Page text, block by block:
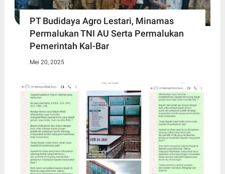
PT Budidaya Agro Lestari, Minamas
Permalukan TNI AU Serta Permalukan
Pemerintah Kal-Bar
Mei 20, 2025